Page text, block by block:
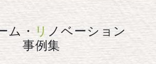
ム・ リ ノベーション
事例集